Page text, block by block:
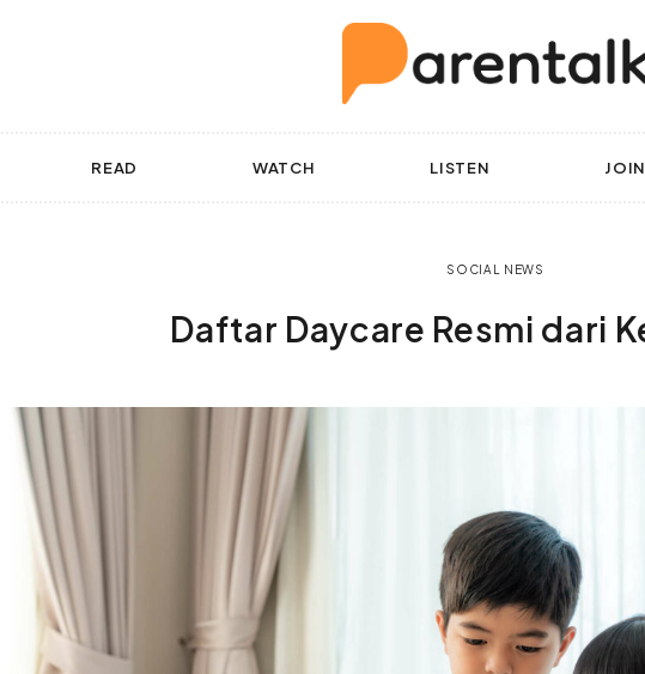
READ WATCH LISTEN JOIN
SOCIAL NEWS
Daftar Daycare Resmi dari